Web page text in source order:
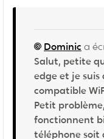
Dominic a
Salut, petite
edge et je suis
compatible
Petit
fonctionnent
téléphone soit